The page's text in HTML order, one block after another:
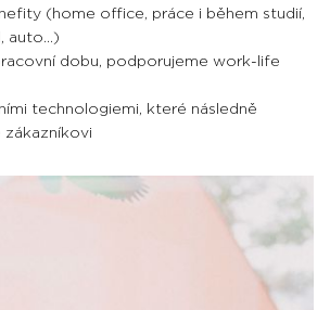
(home office, práce i během studií,
auto...)
dobu, podporujeme work-life
technologiemi, které následně
zákazníkovi